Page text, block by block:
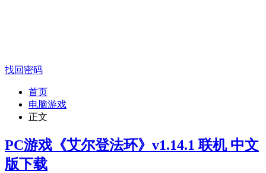
找回密码
首页
电脑游戏
正文
PC游戏《艾尔登法环》v1.14.1 联机 中文
版下载